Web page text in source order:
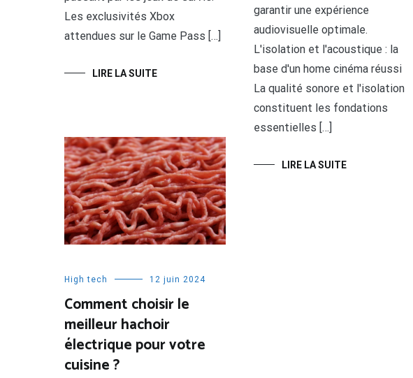
Les exclusivités Xbox
attendues sur le Game Pass […]
LIRE LA SUITE
garantir une expérience
audiovisuelle optimale.
L'isolation et l'acoustique : la
base d'un home cinéma réussi
La qualité sonore et l'isolation
constituent les fondations
essentielles […]
LIRE LA SUITE
High tech 12 juin 2024
Comment choisir le
meilleur hachoir
électrique pour votre
cuisine ?